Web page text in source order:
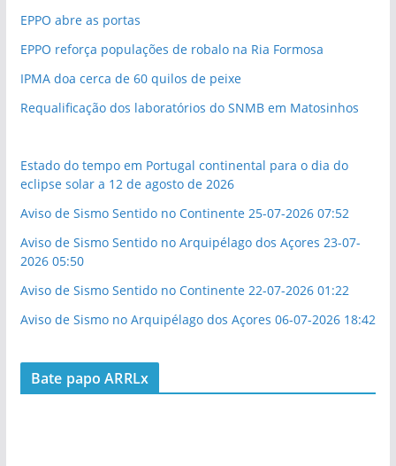
EPPO abre as portas
EPPO reforça populações de robalo na Ria Formosa
IPMA doa cerca de 60 quilos de peixe
Requalificação dos laboratórios do SNMB em Matosinhos
Estado do tempo em Portugal continental para o dia do
eclipse solar a 12 de agosto de 2026
Aviso de Sismo Sentido no Continente 25-07-2026 07:52
Aviso de Sismo Sentido no Arquipélago dos Açores 23-07-
2026 05:50
Aviso de Sismo Sentido no Continente 22-07-2026 01:22
Aviso de Sismo no Arquipélago dos Açores 06-07-2026 18:42
Bate papo ARRLx